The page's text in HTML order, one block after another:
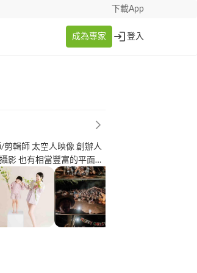
下載App
成為專家 登入
輯師 太空人映像 創辦人
影 也有相當豐富的平面及
活動品牌 水行戶外 野蠻
形象照 合作攝影師 嶺東科
職籃台新夢想家 合作攝影
。 期待您可以將重要的影